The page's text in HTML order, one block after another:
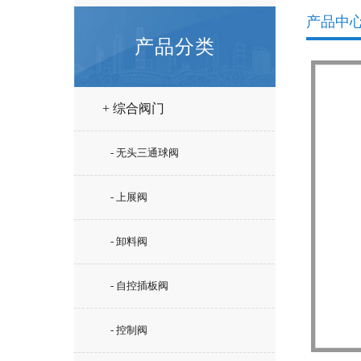
产品分类
+ 综合阀门
- 无头三通球阀
- 上展阀
- 卸料阀
- 自控插板阀
- 控制阀
产品中